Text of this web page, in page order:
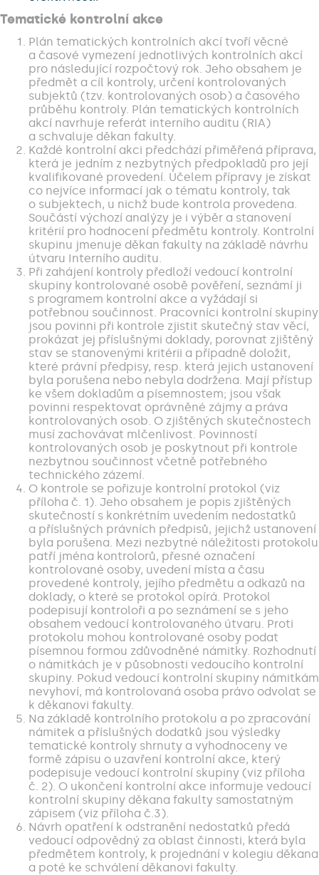
Tematické kontrolní akce
Plán tematických kontrolních akcí tvoří věcné
a časové vymezení jednotlivých kontrolních akcí
pro následující rozpočtový rok. Jeho obsahem je
předmět a cíl kontroly, určení kontrolovaných
subjektů (tzv. kontrolovaných osob) a časového
průběhu kontroly. Plán tematických kontrolních
akcí navrhuje referát interního auditu (RIA)
a schvaluje děkan fakulty.
Každé kontrolní akci předchází přiměřená příprava,
která je jedním z nezbytných předpokladů pro její
kvalifikované provedení. Účelem přípravy je získat
co nejvíce informací jak o tématu kontroly, tak
o subjektech, u nichž bude kontrola provedena.
Součástí výchozí analýzy je i výběr a stanovení
kritérií pro hodnocení předmětu kontroly. Kontrolní
skupinu jmenuje děkan fakulty na základě návrhu
útvaru Interního auditu.
Při zahájení kontroly předloží vedoucí kontrolní
skupiny kontrolované osobě pověření, seznámí ji
s programem kontrolní akce a vyžádají si
potřebnou součinnost. Pracovníci kontrolní skupiny
jsou povinni při kontrole zjistit skutečný stav věcí,
prokázat jej příslušnými doklady, porovnat zjištěný
stav se stanovenými kritérii a případně doložit,
které právní předpisy, resp. která jejich ustanovení
byla porušena nebo nebyla dodržena. Mají přístup
ke všem dokladům a písemnostem; jsou však
povinni respektovat oprávněné zájmy a práva
kontrolovaných osob. O zjištěných skutečnostech
musí zachovávat mlčenlivost. Povinností
kontrolovaných osob je poskytnout při kontrole
nezbytnou součinnost včetně potřebného
technického zázemí.
O kontrole se pořizuje kontrolní protokol (viz
příloha č. 1). Jeho obsahem je popis zjištěných
skutečností s konkrétním uvedením nedostatků
a příslušných právních předpisů, jejichž ustanovení
byla porušena. Mezi nezbytné náležitosti protokolu
patří jména kontrolorů, přesné označení
kontrolované osoby, uvedení místa a času
provedené kontroly, jejího předmětu a odkazů na
doklady, o které se protokol opírá. Protokol
podepisují kontroloři a po seznámení se s jeho
obsahem vedoucí kontrolovaného útvaru. Proti
protokolu mohou kontrolované osoby podat
písemnou formou zdůvodněné námitky. Rozhodnutí
o námitkách je v působnosti vedoucího kontrolní
skupiny. Pokud vedoucí kontrolní skupiny námitkám
nevyhoví, má kontrolovaná osoba právo odvolat se
k děkanovi fakulty.
Na základě kontrolního protokolu a po zpracování
námitek a příslušných dodatků jsou výsledky
tematické kontroly shrnuty a vyhodnoceny ve
formě zápisu o uzavření kontrolní akce, který
podepisuje vedoucí kontrolní skupiny (viz příloha
č. 2). O ukončení kontrolní akce informuje vedoucí
kontrolní skupiny děkana fakulty samostatným
zápisem (viz příloha č.3).
Návrh opatření k odstranění nedostatků předá
vedoucí odpovědný za oblast činnosti, která byla
předmětem kontroly, k projednání v kolegiu děkana
a poté ke schválení děkanovi fakulty.